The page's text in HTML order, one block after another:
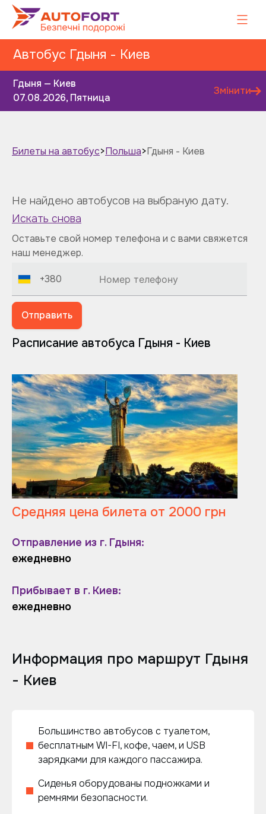
Автобус Гдыня - Киев
Гдыня — Киев
07.08.2026, Пятница
Змінити
Билеты на автобус>Польша>Гдыня - Киев
Не найдено автобусов на выбраную дату.
Искать снова
Оставьте свой номер телефона и с вами свяжется
наш менеджер.
+380
Отправить
Расписание автобуса Гдыня - Киев
Средняя цена билета от 2000 грн
Отправление из г. Гдыня:
ежедневно
Прибывает в г. Киев:
ежедневно
Информация про маршрут Гдыня
- Киев
Большинство автобусов с туалетом,
бесплатным WI-FI, кофе, чаем, и USB
зарядками для каждого пассажира.
Сиденья оборудованы подножками и
ремнями безопасности.